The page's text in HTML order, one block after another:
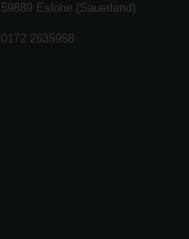
59889 Eslohe (Sauerland)
0172 2635958